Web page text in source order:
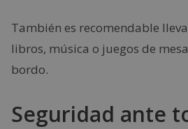
También es recomendable
libros, música o juegos de
bordo.
Seguridad ante